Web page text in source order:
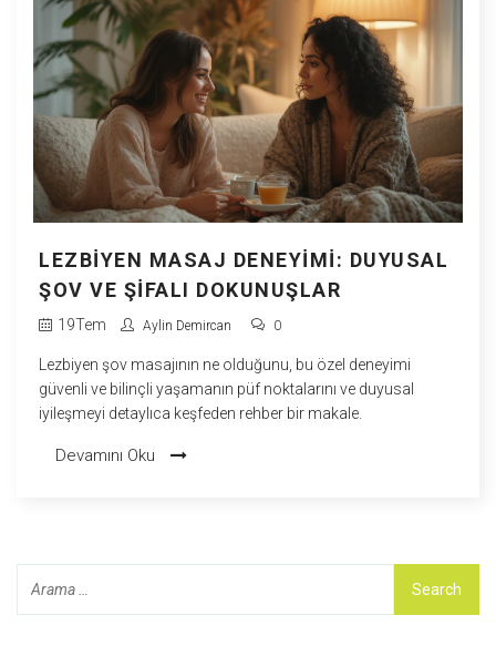
LEZBIYEN MASAJ DENEYIMI: DUYUSAL
ŞOV VE ŞIFALI DOKUNUŞLAR
19Tem Aylin Demircan 0
Lezbiyen şov masajının ne olduğunu, bu özel deneyimi
güvenli ve bilinçli yaşamanın püf noktalarını ve duyusal
iyileşmeyi detaylıca keşfeden rehber bir makale.
Devamını Oku